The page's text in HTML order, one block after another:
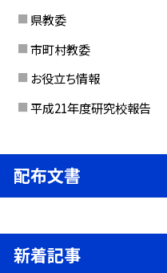
県教委
市町村教委
お役立ち情報
平成21年度研究校報告
配布文書
新着記事